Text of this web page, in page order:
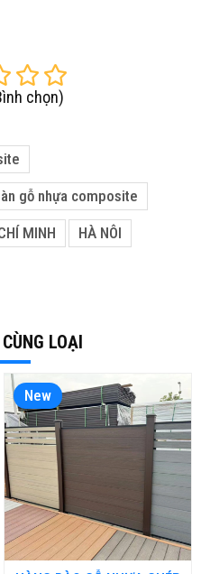
chọn)
gỗ nhựa composite
MINH HÀ NÔI
LOẠI
New